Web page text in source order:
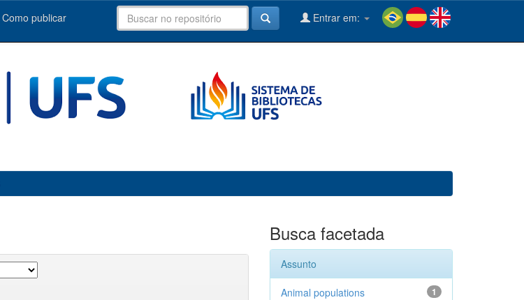
Como publicar Entrar em:
Busca facetada
Assunto
1
Animal populations